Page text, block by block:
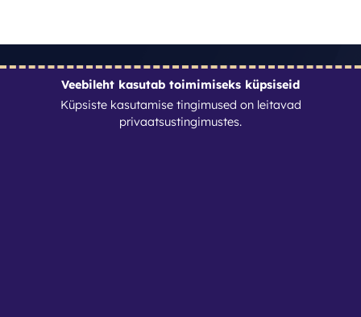
Kontaktid
Nutirent OÜ
Veebileht kasutab toimimiseks küpsiseid
Küpsiste kasutamise tingimused on leitavad
privaatsustingimustes.